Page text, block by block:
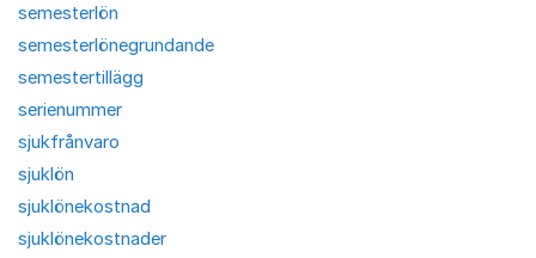
semesterlön
semesterlönegrundande
semestertillägg
serienummer
sjukfrånvaro
sjuklön
sjuklönekostnad
sjuklönekostnader